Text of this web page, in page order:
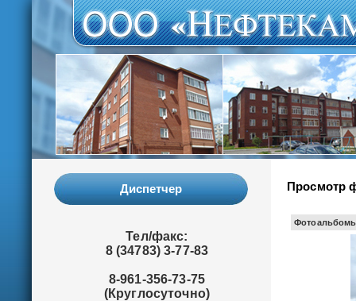
Диспетчер
Тел/факс:
8 (34783) 3-77-83
8-961-356-73-75
(Круглосуточно)
Просмотр